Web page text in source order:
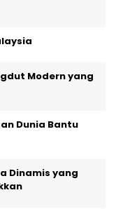
Modern yang
Dunia Bantu
Dinamis yang